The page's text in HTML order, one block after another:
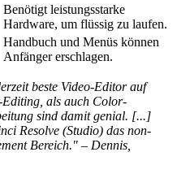
Benötigt leistungsstarke
Hardware, um flüssig zu laufen.
Handbuch und Menüs können
Anfänger erschlagen.
beste Video-Editor auf
als auch Color-
sind damit genial. [...]
Resolve (Studio) das non-
Bereich." – Dennis,